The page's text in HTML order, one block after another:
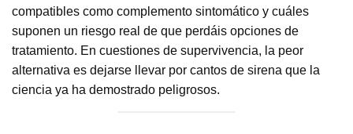
compatibles como complemento sintomático y cuáles
suponen un riesgo real de que perdáis opciones de
tratamiento. En cuestiones de supervivencia, la peor
alternativa es dejarse llevar por cantos de sirena que la
ciencia ya ha demostrado peligrosos.